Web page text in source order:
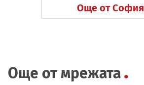
Още от София
Още от мрежата